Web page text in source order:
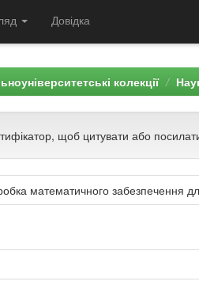
Довідка
колекції
щоб цитувати або
математичного забезпечення